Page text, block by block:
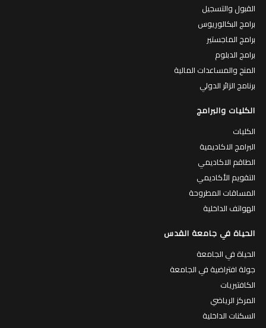
القبول والتسجيل
برامج البكالوريوس
برامج الماجستير
برامج الدبلوم
المنح والمساعدات المالية
برنامج الزائر الدولي
الكليات والبرامج
الكليات
البرامج الاكاديمية
الطاقم الاكاديمي
التقويم الأكاديمي
المساقات المطروحة
الهواتف الداخلية
الحياة في جامعة القدس
الحياة في الجامعة
جولة افتراضية في الجامعة
الكافتيريات
المركز الرياضي
السكنات الداخلية